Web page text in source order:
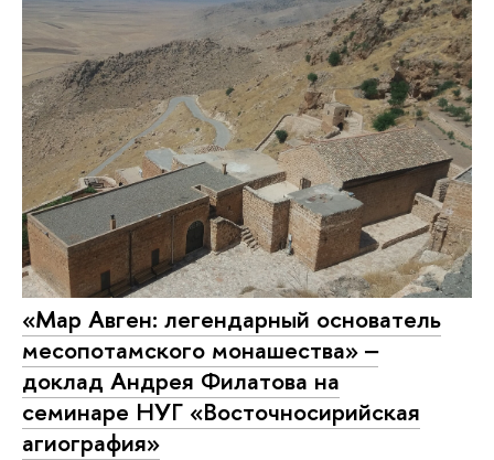
«Мар Авген: легендарный основатель
месопотамского монашества» ‒
доклад Андрея Филатова на
семинаре НУГ «Восточносирийская
агиография»